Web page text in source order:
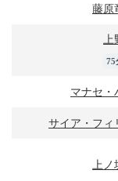
藤原
75
マナセ・
サイア・フィ
上